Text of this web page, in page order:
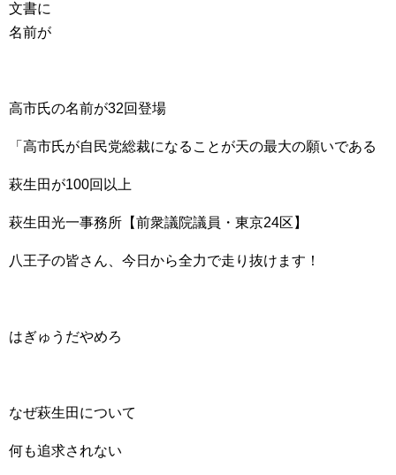
文書に
名前が
高市氏の名前が32回登場
「高市氏が自民党総裁になることが天の最大の願いである
萩生田が100回以上
萩生田光一事務所【前衆議院議員・東京24区】
八王子の皆さん、今日から全力で走り抜けます！
はぎゅうだやめろ
なぜ萩生田について
何も追求されない